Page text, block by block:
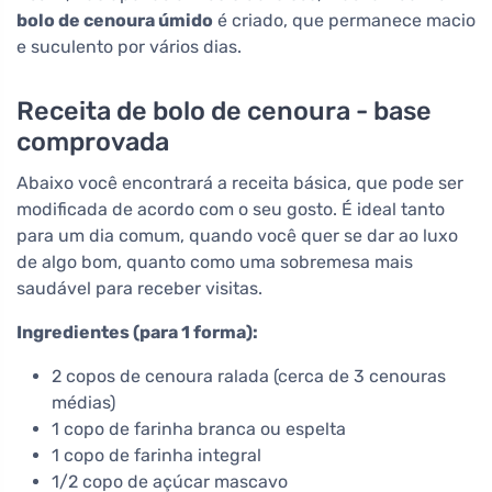
bolo de cenoura úmido é criado, que permanece macio
e suculento por vários dias.
Receita de bolo de cenoura - base
comprovada
Abaixo você encontrará a receita básica, que pode ser
modificada de acordo com o seu gosto. É ideal tanto
para um dia comum, quando você quer se dar ao luxo
de algo bom, quanto como uma sobremesa mais
saudável para receber visitas.
Ingredientes (para 1 forma):
2 copos de cenoura ralada (cerca de 3 cenouras
médias)
1 copo de farinha branca ou espelta
1 copo de farinha integral
1/2 copo de açúcar mascavo